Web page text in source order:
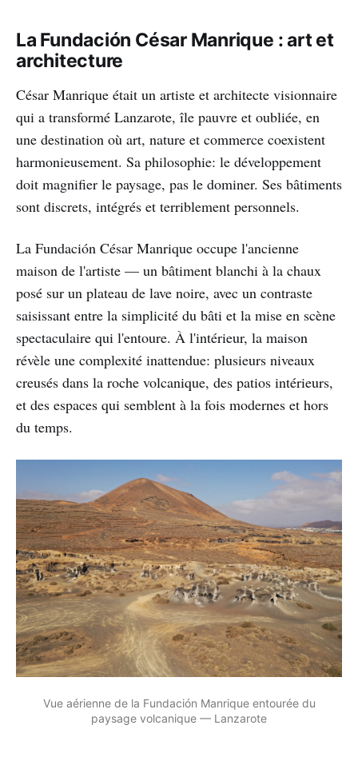
La Fundación César Manrique : art et
architecture
César Manrique était un artiste et architecte visionnaire
qui a transformé Lanzarote, île pauvre et oubliée, en
une destination où art, nature et commerce coexistent
harmonieusement. Sa philosophie: le développement
doit magnifier le paysage, pas le dominer. Ses bâtiments
sont discrets, intégrés et terriblement personnels.
La Fundación César Manrique occupe l'ancienne
maison de l'artiste — un bâtiment blanchi à la chaux
posé sur un plateau de lave noire, avec un contraste
saisissant entre la simplicité du bâti et la mise en scène
spectaculaire qui l'entoure. À l'intérieur, la maison
révèle une complexité inattendue: plusieurs niveaux
creusés dans la roche volcanique, des patios intérieurs,
et des espaces qui semblent à la fois modernes et hors
du temps.
Vue aérienne de la Fundación Manrique entourée du
paysage volcanique — Lanzarote